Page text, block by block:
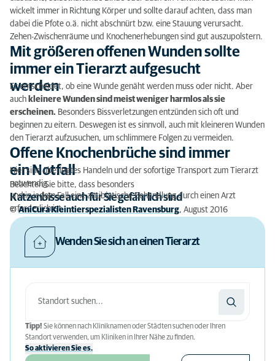
wickelt immer in Richtung Körper und sollte darauf achten, dass man
dabei die Pfote o.ä. nicht abschnürt bzw. eine Stauung verursacht.
Zehen-Zwischenräume und Knochenerhebungen sind gut auszupolstern.
Mit größeren offenen Wunden sollte
immer ein Tierarzt aufgesucht
werden
Er entscheidet, ob eine Wunde genäht werden muss oder nicht. Aber
auch kleinere Wunden sind meist weniger harmlos als sie
erscheinen. Besonders Bissverletzungen entzünden sich oft und
beginnen zu eitern. Deswegen ist es sinnvoll, auch mit kleineren Wunden
den Tierarzt aufzusuchen, um schlimmere Folgen zu vermeiden.
Offene Knochenbrüche sind immer
ein Notfall
Hier sind überlegtes Handeln und der sofortige Transport zum Tierarzt
notwendig.
Beachten Sie bitte, dass besonders
Katzenbisse auch für Sie gefährlich sind
und in jedem Fall eine antibiotische Behandlung durch einen Arzt
erforderlich ist.
©AniCura Kleintierspezialisten Ravensburg, August 2016
Wenden Sie sich an einen Tierarzt
Tipp! Sie können nach Kliniknamen oder Städten suchen oder Ihren
Standort verwenden, um Kliniken in Ihrer Nähe zu finden.
So aktivieren Sie es.